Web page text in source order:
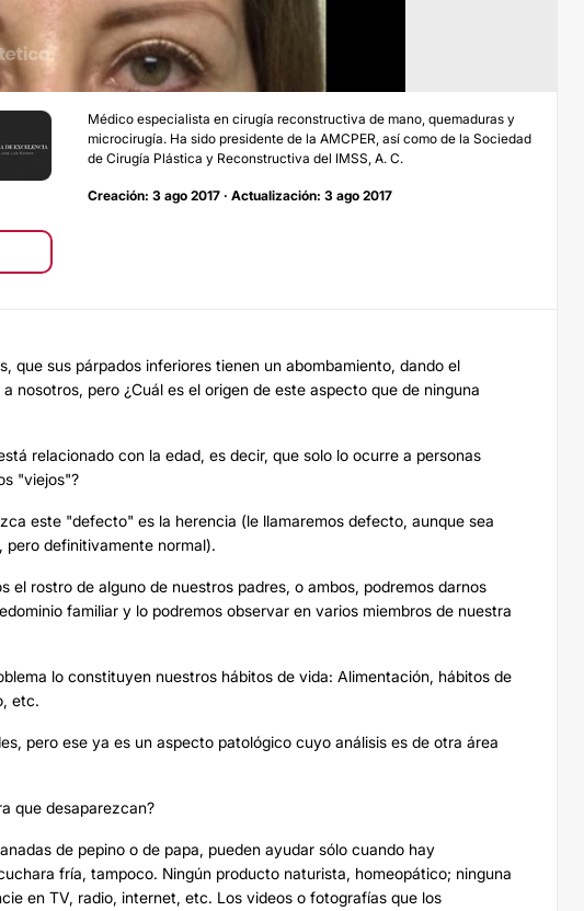
Médico especialista en cirugía reconstructiva de mano, quemaduras y
microcirugía. Ha sido presidente de la AMCPER, así como de la Sociedad
de Cirugía Plástica y Reconstructiva del IMSS, A. C.
Creación: 3 ago 2017 · Actualización: 3 ago 2017
que sus párpados inferiores tienen un abombamiento, dando el
nosotros, pero ¿Cuál es el origen de este aspecto que de ninguna
relacionado con la edad, es decir, que solo lo ocurre a personas
"viejos"?
este "defecto" es la herencia (le llamaremos defecto, aunque sea
pero definitivamente normal).
rostro de alguno de nuestros padres, o ambos, podremos darnos
familiar y lo podremos observar en varios miembros de nuestra
lo constituyen nuestros hábitos de vida: Alimentación, hábitos de
etc.
pero ese ya es un aspecto patológico cuyo análisis es de otra área
que desaparezcan?
de pepino o de papa, pueden ayudar sólo cuando hay
fría, tampoco. Ningún producto naturista, homeopático; ninguna
en TV, radio, internet, etc. Los videos o fotografías que los